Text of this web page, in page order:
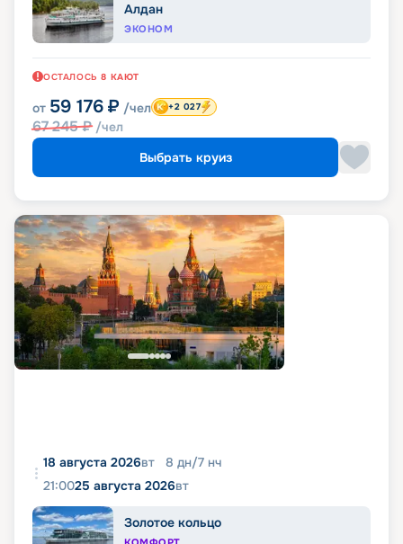
Алдан
ЭКОНОМ
ОСТАЛОСЬ 8 КАЮТ
от 59 176 ₽ /чел
67 245₽ /чел
+2 027
Выбрать круиз
18 августа 2026вт 8 дн/7 нч
21:0025 августа 2026вт
Золотое кольцо